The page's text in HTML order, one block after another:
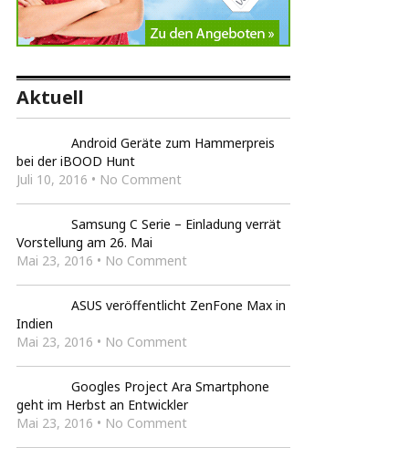
Aktuell
Android Geräte zum Hammerpreis
bei der iBOOD Hunt
Juli 10, 2016 • No Comment
Samsung C Serie – Einladung verrät
Vorstellung am 26. Mai
Mai 23, 2016 • No Comment
ASUS veröffentlicht ZenFone Max in
Indien
Mai 23, 2016 • No Comment
Googles Project Ara Smartphone
geht im Herbst an Entwickler
Mai 23, 2016 • No Comment